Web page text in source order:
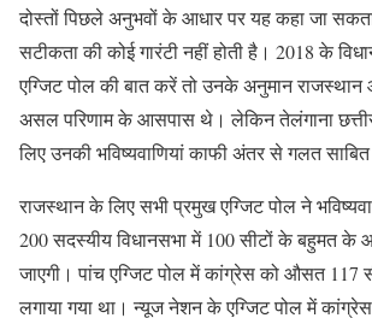
दोस्तों पिछले अनुभवों के आधार पर यह कहा जा
सटीकता की कोई गारंटी नहीं होती है। 2018 के
एग्जिट पोल की बात करें तो उनके अनुमान
असल परिणाम के आसपास थे। लेकिन तेलंगाना
लिए उनकी भविष्यवाणियां काफी अंतर से गलत
राजस्थान के लिए सभी प्रमुख एग्जिट पोल ने
200 सदस्यीय विधानसभा में 100 सीटों के बहुमत
जाएगी। पांच एग्जिट पोल में कांग्रेस को औसत 117
लगाया गया था। न्यूज नेशन के एग्जिट पोल में